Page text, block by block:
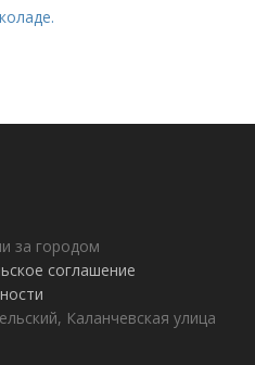
за городом
соглашение
Каланчевская улица